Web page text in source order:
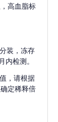
高血脂标
装，冻存
内检测。
，请根据
定稀释倍